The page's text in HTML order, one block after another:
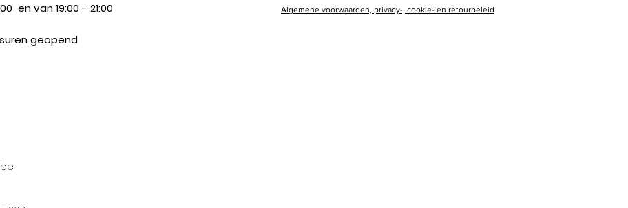
en van 19:00 - 21:00
geopend
Algemene voorwaarden, privacy-, cookie- en retourbeleid